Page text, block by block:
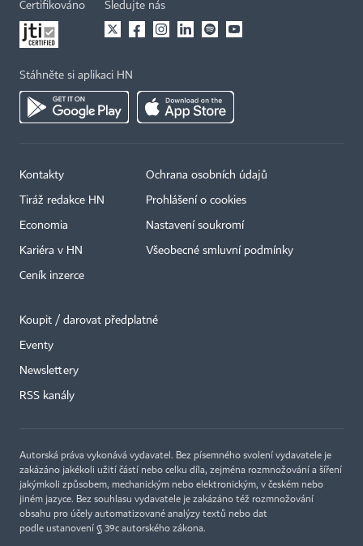
Certifikováno Sledujte nás
Stáhněte si aplikaci HN
Kontakty
Tiráž redakce HN
Economia
Kariéra v HN
Ceník inzerce
Ochrana osobních údajů
Prohlášení o cookies
Nastavení soukromí
Všeobecné smluvní podmínky
Koupit / darovat předplatné
Eventy
Newslettery
RSS kanály
Autorská práva vykonává vydavatel. Bez písemného svolení vydavatele je
zakázáno jakékoli užití částí nebo celku díla, zejména rozmnožování a šíření
jakýmkoli způsobem, mechanickým nebo elektronickým, v českém nebo
jiném jazyce. Bez souhlasu vydavatele je zakázáno též rozmnožování
obsahu pro účely automatizované analýzy textů nebo dat
podle ustanovení § 39c autorského zákona.